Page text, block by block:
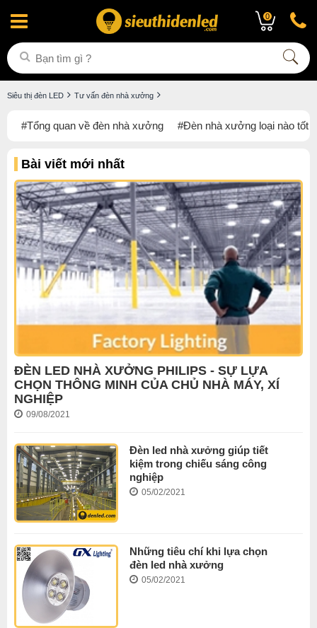
0
Siêu thị đèn LED Tư vấn đèn nhà xưởng
#Tổng quan về đèn nhà xưởng #Đèn nhà xưởng loại nào tốt ?
Bài viết mới nhất
ĐÈN LED NHÀ XƯỞNG PHILIPS - SỰ LỰA
CHỌN THÔNG MINH CỦA CHỦ NHÀ MÁY, XÍ
NGHIỆP
09/08/2021
Đèn led nhà xưởng giúp tiết
kiệm trong chiếu sáng công
nghiệp
05/02/2021
Những tiêu chí khi lựa chọn
đèn led nhà xưởng
05/02/2021